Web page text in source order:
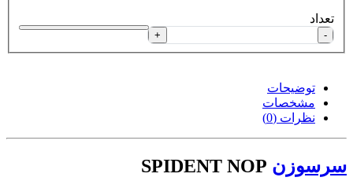
تعداد
-
+
توضیحات
مشخصات
نظرات (0)
سرسوزن